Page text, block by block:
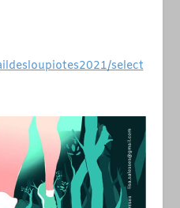
select